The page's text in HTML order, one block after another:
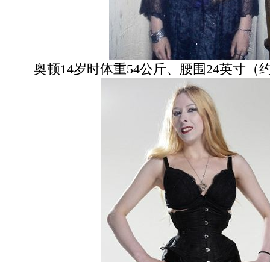
奥顿14岁时体重54公斤、腰围24英寸（